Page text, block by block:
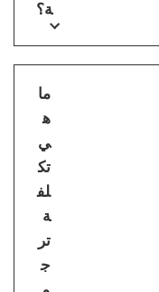
ة؟
ما
ه
ي
تك
لف
ة
تر
ج